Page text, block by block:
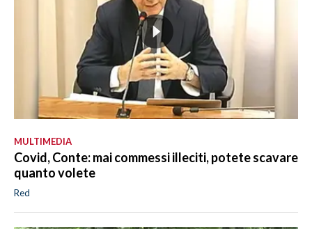
MULTIMEDIA
Covid, Conte: mai commessi illeciti, potete scavare
quanto volete
Red